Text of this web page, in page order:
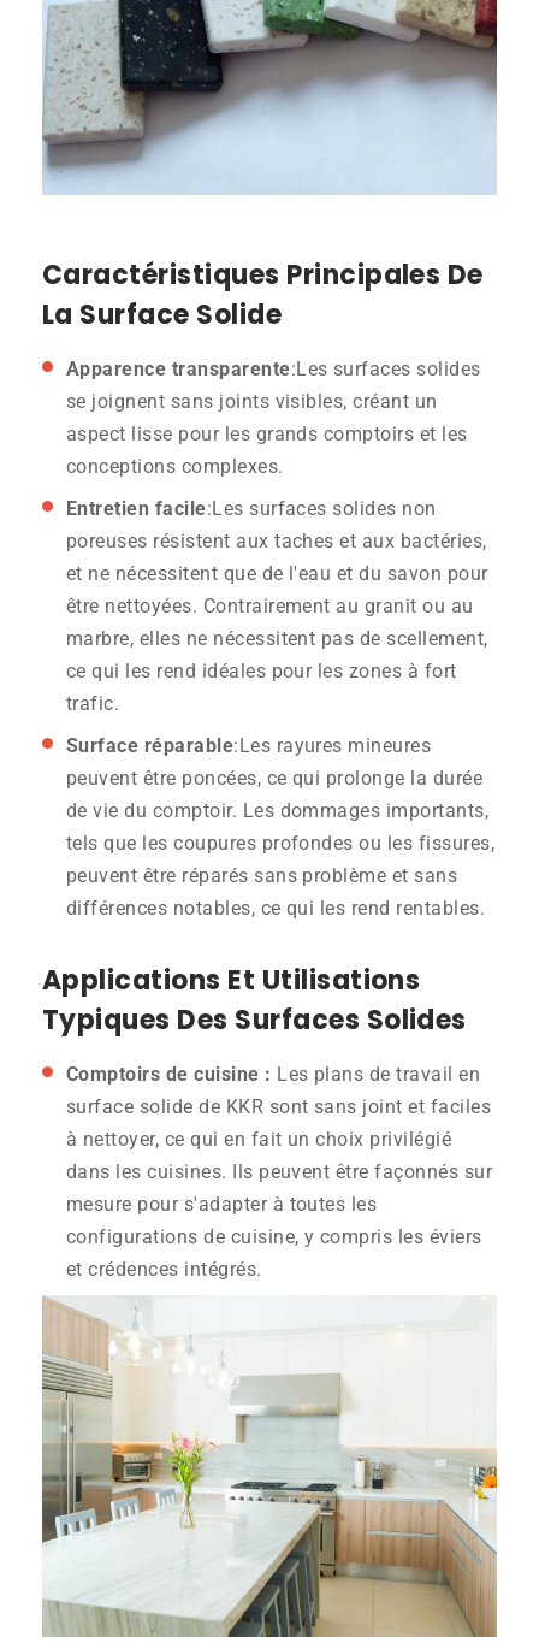
Caractéristiques Principales De
La Surface Solide
Apparence transparente:Les surfaces solides
se joignent sans joints visibles, créant un
aspect lisse pour les grands comptoirs et les
conceptions complexes.
Entretien facile:Les surfaces solides non
poreuses résistent aux taches et aux bactéries,
et ne nécessitent que de l'eau et du savon pour
être nettoyées. Contrairement au granit ou au
marbre, elles ne nécessitent pas de scellement,
ce qui les rend idéales pour les zones à fort
trafic.
Surface réparable:Les rayures mineures
peuvent être poncées, ce qui prolonge la durée
de vie du comptoir. Les dommages importants,
tels que les coupures profondes ou les fissures,
peuvent être réparés sans problème et sans
différences notables, ce qui les rend rentables.
Applications Et Utilisations
Typiques Des Surfaces Solides
Comptoirs de cuisine : Les plans de travail en
surface solide de KKR sont sans joint et faciles
à nettoyer, ce qui en fait un choix privilégié
dans les cuisines. Ils peuvent être façonnés sur
mesure pour s'adapter à toutes les
configurations de cuisine, y compris les éviers
et crédences intégrés.